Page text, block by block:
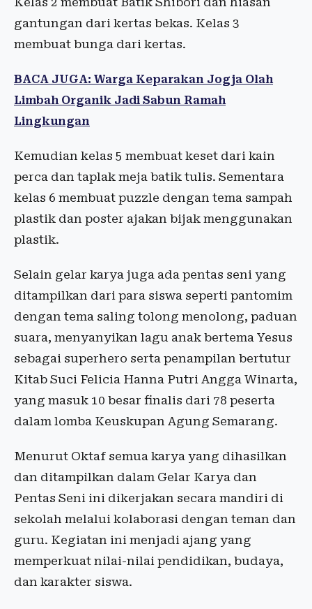
gantungan dari kertas bekas. Kelas 3
membuat bunga dari kertas.
BACA JUGA: Warga Keparakan Jogja Olah
Limbah Organik Jadi Sabun Ramah
Lingkungan
Kemudian kelas 5 membuat keset dari kain
perca dan taplak meja batik tulis. Sementara
kelas 6 membuat puzzle dengan tema sampah
plastik dan poster ajakan bijak menggunakan
plastik.
Selain gelar karya juga ada pentas seni yang
ditampilkan dari para siswa seperti pantomim
dengan tema saling tolong menolong, paduan
suara, menyanyikan lagu anak bertema Yesus
sebagai superhero serta penampilan bertutur
Kitab Suci Felicia Hanna Putri Angga Winarta,
yang masuk 10 besar finalis dari 78 peserta
dalam lomba Keuskupan Agung Semarang.
Menurut Oktaf semua karya yang dihasilkan
dan ditampilkan dalam Gelar Karya dan
Pentas Seni ini dikerjakan secara mandiri di
sekolah melalui kolaborasi dengan teman dan
guru. Kegiatan ini menjadi ajang yang
memperkuat nilai-nilai pendidikan, budaya,
dan karakter siswa.